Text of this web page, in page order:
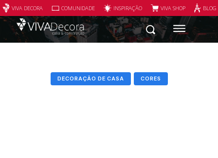
VIVA DECORA COMUNIDADE INSPIRAÇÃO VIVA SHOP
DECORAÇÃO DE CASA CORES